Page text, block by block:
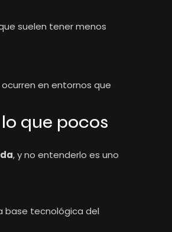
suelen tener menos
en entornos que
que pocos
, y no entenderlo es uno
base tecnológica del